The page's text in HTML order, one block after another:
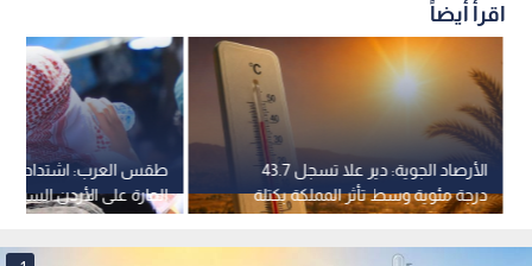
اقرأ أيضاً
طقس العرب: اشتداد
الحارة على الأردن السبت
الأرصاد الجوية: دير علا تسجل 43.7
درجة مئوية وسط تأثر المملكة بكتلة
حارة